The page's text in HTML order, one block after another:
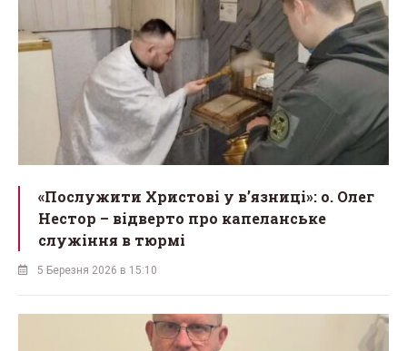
«Послужити Христові у вʼязниці»: о. Олег
Нестор – відверто про капеланське
служіння в тюрмі
5 Березня 2026 в 15:10